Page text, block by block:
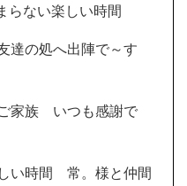
らない楽しい時間
達の処へ出陣で～す
家族 いつも感謝で
い時間 常。様と仲間